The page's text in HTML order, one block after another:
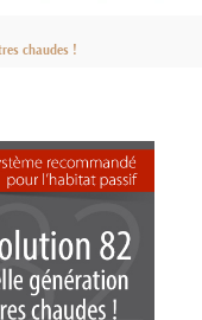
chaudes !